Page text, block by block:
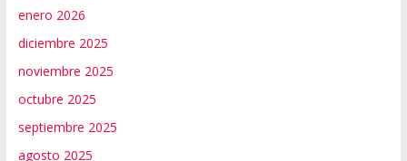
enero 2026
diciembre 2025
noviembre 2025
octubre 2025
septiembre 2025
agosto 2025